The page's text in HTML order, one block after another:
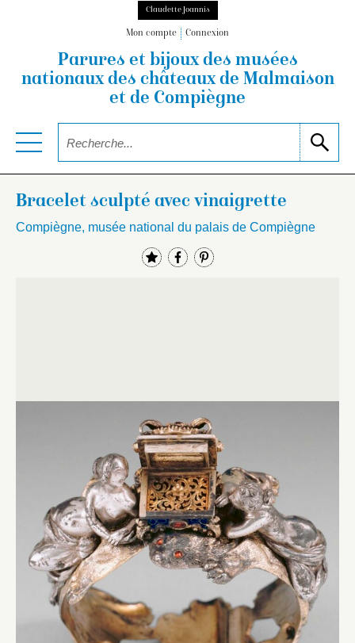
Claudette Joannis
Mon compte Connexion
Parures et bijoux des musées
nationauxdes châteaux de Malmaison
et de Compiègne
Bracelet sculpté avec vinaigrette
Compiègne, musée national du palais de Compiègne